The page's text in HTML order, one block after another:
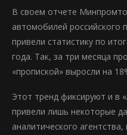
В своем отчете
автомобилей российского
привели статистику по
года. Так, за три месяца
«пропиской» выросли на
Этот тренд фиксируют и в
привели лишь некоторые
аналитического